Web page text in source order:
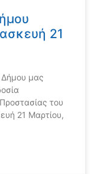
21
Δήμου μας
του
21 Μαρτίου,